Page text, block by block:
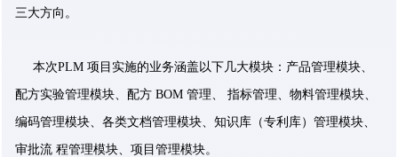
三大方向。
本次PLM 项目实施的业务涵盖以下几大模块：产品管理模块、
配方实验管理模块、配方 BOM 管理、 指标管理、物料管理模块、
编码管理模块、各类文档管理模块、知识库（专利库）管理模块、
审批流 程管理模块、项目管理模块。